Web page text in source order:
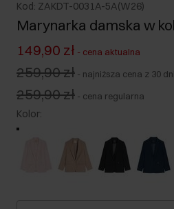
Kod: ZAKDT-0031A-5A(W26)
Marynarka damska w
149,90 zł - cena aktualna
259,90 zł - najniższa cena z 30
259,90 zł - cena regularna
Kolor: